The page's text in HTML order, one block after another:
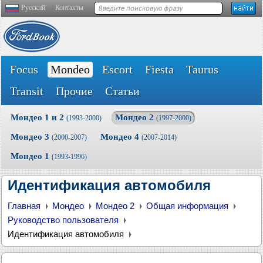
Русский Контакты
Focus Mondeo Escort Fiesta
Taurus
Transit
Прочие Статьи
Мондео 1 и 2 (1993-2000) Мондео 2 (1997-2000)
Мондео 3 (2000-2007) Мондео 4 (2007-2014)
Мондео 1 (1993-1996)
Идентификация автомобиля
Главная Мондео Мондео 2
Общая информация
Руководство пользователя
Идентификация автомобиля